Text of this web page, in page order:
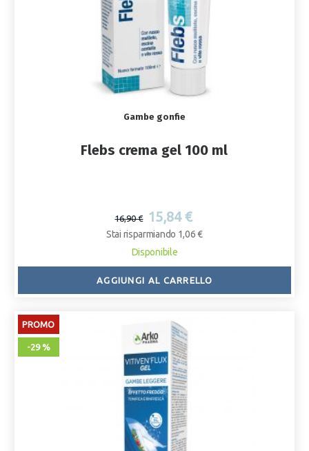
Gambe gonfie
Flebs crema gel 100 ml
16,90 € 15,84 €
Stai risparmiando 1,06 €
Disponibile
AGGIUNGI AL CARRELLO
PROMO
-29 %